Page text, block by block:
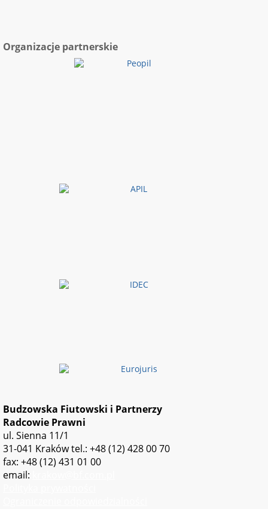
Organizacje partnerskie
Budzowska Fiutowski i Partnerzy
Radcowie Prawni
ul. Sienna 11/1
31-041 Krakówtel.: +48 (12) 428 00 70
fax: +48 (12) 431 01 00
email: